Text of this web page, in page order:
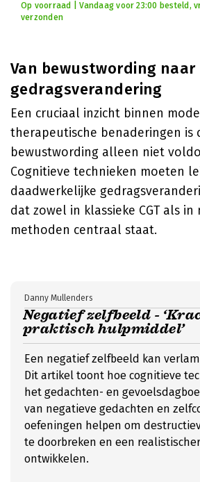
Op voorraad | Vandaag voor 23:00 besteld,
verzonden
Van bewustwording naar
gedragsverandering
Een cruciaal inzicht binnen
therapeutische benaderingen is
bewustwording alleen niet
Cognitieve technieken moeten
daadwerkelijke
dat zowel in klassieke CGT als in
methoden centraal staat.
Negatief zelfbeeld -
praktisch hulpmiddel’
Danny Mullenders
Een negatief zelfbeeld kan
Dit artikel toont hoe cognitieve
het gedachten- en
van negatieve gedachten en
oefeningen helpen om
te doorbreken en een
ontwikkelen.